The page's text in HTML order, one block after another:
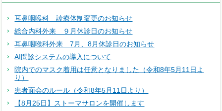
耳鼻咽喉科 診療体制変更のお知らせ
総合内科外来 ９月休診日のお知らせ
耳鼻咽喉科外来 7月、8月休診日のお知らせ
AI問診システムの導入について
院内でのマスク着用は任意となりました（令和8年5月11日よ
り）
患者面会のルール（令和8年5月11日より）
【8月25日】ストーマサロンを開催します